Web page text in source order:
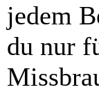
jedem
du nur